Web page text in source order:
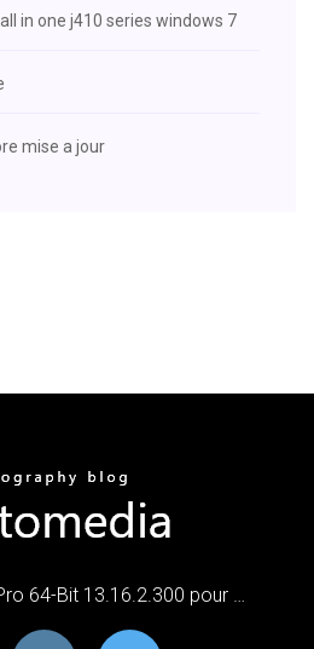
in one j410 series windows 7
mise a jour
64-Bit 13.16.2.300 pour …